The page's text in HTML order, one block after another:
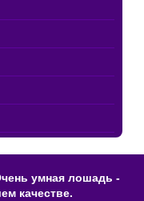
умная лошадь -
качестве.